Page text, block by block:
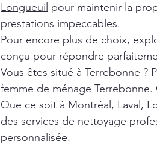
Longueuil pour maintenir la
prestations impeccables.
Pour encore plus de choix,
conçu pour répondre
Vous êtes situé à Terrebonne ?
femme de ménage Terrebonne.
Que ce soit à Montréal, Laval,
des services de nettoyage
personnalisée.